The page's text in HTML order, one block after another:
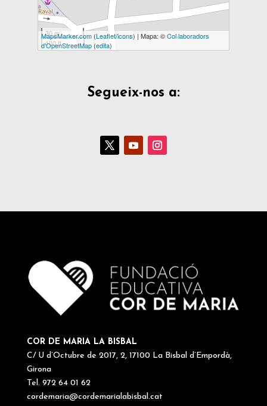
30 m
100 ft
MapsMarker.com(Leaflet/icons) | Mapa: ©Col·laboradors
d'OpenStreetMap(edita)
Segueix-nos a:
COR DE MARIA LA BISBAL
C/ U d’Octubre de 2017, 2, 17100 La Bisbal d’Empordà,
Girona
Tel. 972 64 01 62
cordemaria@cordemarialabisbal.cat